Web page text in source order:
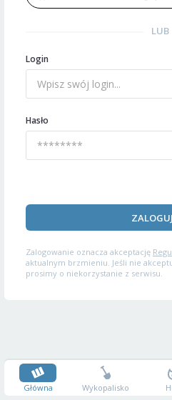
LUB
Login
Hasło
Zalogowanie oznacza akceptację
aktualnym brzmieniu. Jeśli nie
prosimy o niekorzystanie z serwisu.
Główna Wykopalisko